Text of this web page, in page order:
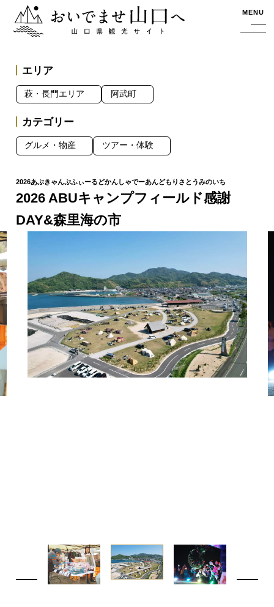
おいでませ山口へー山口県観光サイト MENU
2026 ABUキャンプフィールド感謝
DAY&森里海の市
エリア
萩・長門エリア 阿武町
カテゴリー
グルメ・物産 ツアー・体験